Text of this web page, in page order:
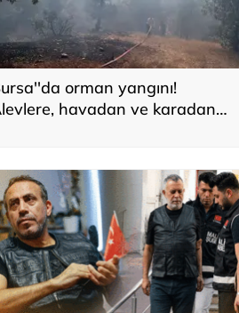
orman yangını!
havadan ve karadan